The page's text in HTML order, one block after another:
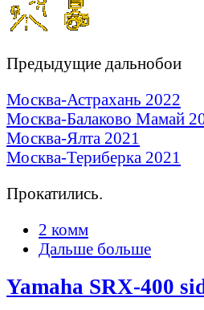
Предыдущие дальнобои
Москва-Астрахань 2022
Москва-Балаково Мамай
Москва-Ялта 2021
Москва-Териберка 2021
Прокатились.
2 комм
Дальше больше
Yamaha SRX-400